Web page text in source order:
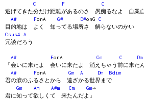
C F C
逃げてきた分だけ距離があるのさ 愚痴るなよ 自業
A#
FonA G# D#onG C
目的地は よく 知ってる場所さ 解らないのかい
Csus4
A
冗談だろう
A# FonA Gm C Dm
「会いに来たよ 会いに来たよ 消えちゃう前に来た
A#
FonA Gm A Dm
Bdim
君の涙のふるさとから 遠ざかる世界まで
Gm
Am A#m Cm Gm→
君に知って欲しくて 来たんだよ」